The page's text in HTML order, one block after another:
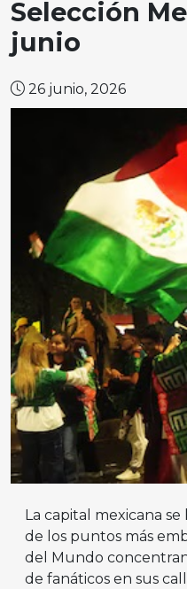
Selección
junio
26 junio, 2026
La capital mexicana
de los puntos más
del Mundo
de fanáticos en sus